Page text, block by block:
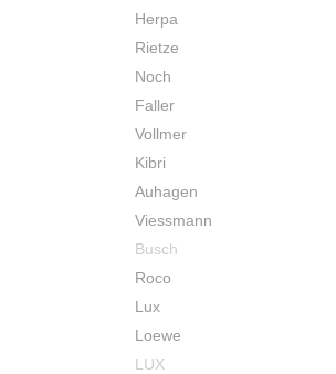
Herpa
Rietze
Noch
Faller
Vollmer
Kibri
Auhagen
Viessmann
Busch
Roco
Lux
Loewe
LUX